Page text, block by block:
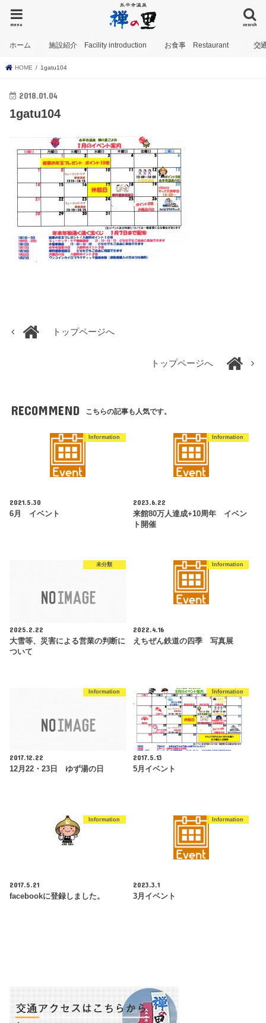
search
menu
ホーム 施設紹介 Facility introduction お食事 Restaurant 交
HOME 1gatu104
2018.01.04
1gatu104
トップページへ
トップページへ
RECOMMEND こちらの記事も人気です。
Information
2021.5.30
6月 イベント
Information
2023.6.22
来館80万人達成+10周年 イベン
ト開催
未分類
2025.2.22
大雪等、災害による営業の判断に
ついて
Information
2022.4.16
えちぜん鉄道の四季 写真展
Information
2017.12.22
12月22・23日 ゆず湯の日
Information
2017.5.13
5月イベント
Information
2017.5.21
facebookに登録しました。
Information
2023.3.1
3月イベント